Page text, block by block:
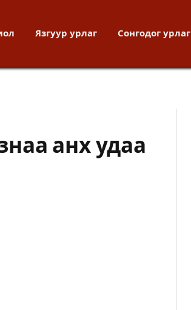
Язгуур урлаг Сонгодог урлаг
анх удаа